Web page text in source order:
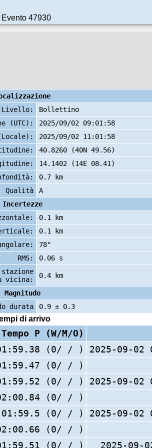
47930
Livello:
Bollettino
(UTC):
2025/09/02 09:01:58
2025/09/02 11:01:58
40.8260 (40N 49.56)
14.1402 (14E 08.41)
0.7 km
Qualità
A
Incertezze
0.1 km
0.1 km
78°
RMS:
0.06 s
vicina:
0.4 km
Magnitudo
durata
0.9 ± 0.3
di arrivo
Tempo P (W/M/O)
(0/ / )
2025-09-
(0/ / )
(0/ / ) 2025-09-
(0/ / )
(0/ / )
2025-09-
(0/ / )
(0/ / ) 2025-09-